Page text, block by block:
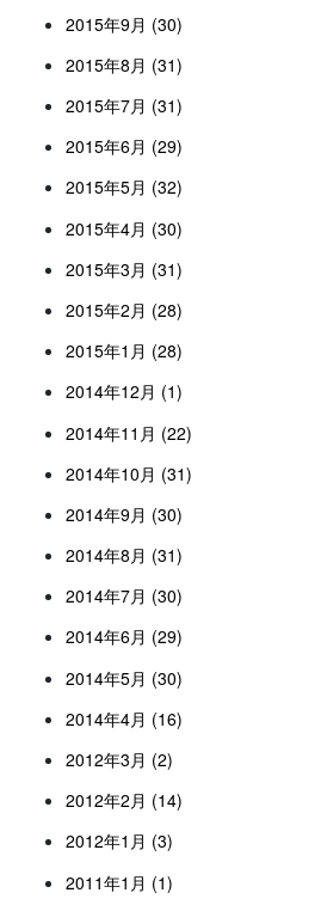
2015年9月 (30)
2015年8月 (31)
2015年7月 (31)
2015年6月 (29)
2015年5月 (32)
2015年4月 (30)
2015年3月 (31)
2015年2月 (28)
2015年1月 (28)
2014年12月 (1)
2014年11月 (22)
2014年10月 (31)
2014年9月 (30)
2014年8月 (31)
2014年7月 (30)
2014年6月 (29)
2014年5月 (30)
2014年4月 (16)
2012年3月 (2)
2012年2月 (14)
2012年1月 (3)
2011年1月 (1)